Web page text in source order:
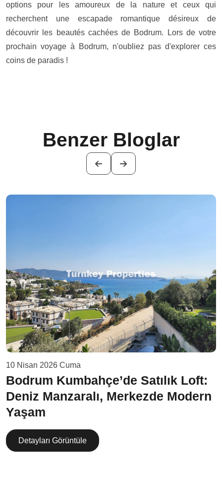
options pour les amoureux de la nature et ceux qui
recherchent une escapade romantique désireux de
découvrir les beautés cachées de Bodrum. Lors de votre
prochain voyage à Bodrum, n'oubliez pas d'explorer ces
coins de paradis !
Benzer Bloglar
10 Nisan 2026 Cuma
Bodrum Kumbahçe’de Satılık Loft:
Deniz Manzaralı, Merkezde Modern
Yaşam
Detayları Görüntüle